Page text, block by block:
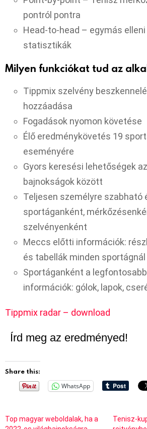
pontról pontra
Head-to-head – egymás
statisztikák
Milyen funkciókat tud az
Tippmix szelvény
hozzáadása
Fogadások nyomon követése
Élő eredménykövetés 19
eseményére
Gyors keresési lehetőségek
bajnokságok között
Teljesen személyre szabható
sportáganként,
szelvényenként
Meccs előtti információk:
és tabellák minden sportágnál
Sportáganként a
információk: gólok, lapok,
Tippmix radar – download
Írd meg az eredményed!
Share this:
WhatsApp
Top magyar weboldalak, ha a
Tenisz-